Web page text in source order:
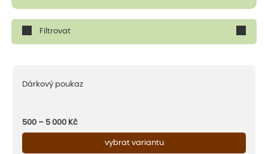
Filtrovat
Dárkový poukaz
500 – 5 000 Kč
vybrat variantu